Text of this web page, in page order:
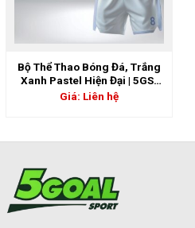
Bộ Thể Thao Bóng Đá, Trắng
Xanh Pastel Hiện Đại | 5GS-
06887
Giá: Liên hệ